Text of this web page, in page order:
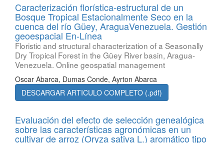
Caracterización florística-estructural de un
Bosque Tropical Estacionalmente Seco en la
cuenca del río Güey, AraguaVenezuela. Gestión
geoespacial En-Línea
Floristic and structural characterization of a Seasonally
Dry Tropical Forest in the Güey River basin, Aragua-
Venezuela. Online geospatial management
Oscar Abarca, Dumas Conde, Ayrton Abarca
DESCARGAR ARTICULO COMPLETO (.pdf)
Evaluación del efecto de selección genealógica
sobre las características agronómicas en un
cultivar de arroz (Oryza sativa L.) aromático tipo